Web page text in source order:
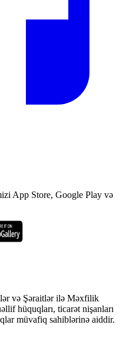
App Store, Google Play və
və Şəraitlər ilə Məxfilik
hüquqları, ticarət nişanları
müvafiq sahiblərinə aiddir.